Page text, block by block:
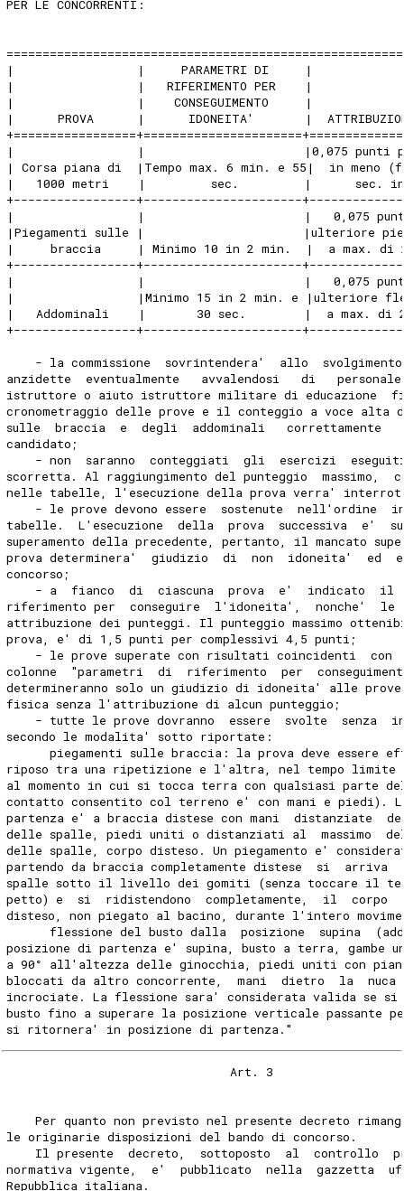
PER LE CONCORRENTI:
|                 |     PARAMETRI DI     |
|                 |   RIFERIMENTO PER    |
|                 |    CONSEGUIMENTO     |
|      PROVA      |      IDONEITA'       |  ATTRIBUZIONE
|                 |                      |0,075 punti
| Corsa piana di  |Tempo max. 6 min. e 55|  in meno
|   1000 metri    |         sec.         |      sec. in
+-----------------+----------------------
|                 |                      |   0,075 punti
|Piegamenti sulle |                      |ulteriore
|     braccia     | Minimo 10 in 2 min.  |  a max.
+-----------------+----------------------
|                 |                      |   0,075 punti
|                 |Minimo 15 in 2 min. e |ulteriore
|   Addominali    |       30 sec.        |  a max. di
+-----------------+----------------------
- la commissione  sovrintendera'  allo
anzidette  eventualmente   avvalendosi   di
istruttore o aiuto istruttore militare di educazione
cronometraggio delle prove e il conteggio a voce alta
sulle  braccia  e  degli  addominali   correttamente
candidato;
- non  saranno  conteggiati  gli  esercizi
scorretta. Al raggiungimento del punteggio  massimo,
nelle tabelle, l'esecuzione della prova verra'
- le prove devono essere  sostenute  nell'ordine
tabelle.  L'esecuzione  della  prova  successiva  e'
superamento della precedente, pertanto, il mancato
prova determinera'  giudizio  di  non  idoneita'  ed
concorso;
- a  fianco  di  ciascuna  prova  e'  indicato  il
riferimento per  conseguire  l'idoneita',  nonche'
attribuzione dei punteggi. Il punteggio massimo
prova, e' di 1,5 punti per complessivi 4,5 punti;
- le prove superate con risultati coincidenti  con
colonne  "parametri  di  riferimento  per
determineranno solo un giudizio di idoneita' alle
fisica senza l'attribuzione di alcun punteggio;
- tutte le prove dovranno  essere  svolte  senza
secondo le modalita' sotto riportate:
piegamenti sulle braccia: la prova deve essere
riposo tra una ripetizione e l'altra, nel tempo limite
al momento in cui si tocca terra con qualsiasi parte
contatto consentito col terreno e' con mani e piedi).
partenza e' a braccia distese con mani  distanziate
delle spalle, piedi uniti o distanziati al  massimo
delle spalle, corpo disteso. Un piegamento e'
partendo da braccia completamente distese  si
spalle sotto il livello dei gomiti (senza toccare il
petto) e  si  ridistendono  completamente,  il  corpo
disteso, non piegato al bacino, durante l'intero
flessione del busto dalla  posizione  supina
posizione di partenza e' supina, busto a terra, gambe
a 90° all'altezza delle ginocchia, piedi uniti con
bloccati da altro concorrente,  mani  dietro  la
incrociate. La flessione sara' considerata valida se
busto fino a superare la posizione verticale passante
si ritornera' in posizione di partenza."
                               Art. 3
Per quanto non previsto nel presente decreto
le originarie disposizioni del bando di concorso.
Il presente  decreto,  sottoposto  al  controllo
normativa vigente,  e'  pubblicato  nella  gazzetta
Repubblica italiana.